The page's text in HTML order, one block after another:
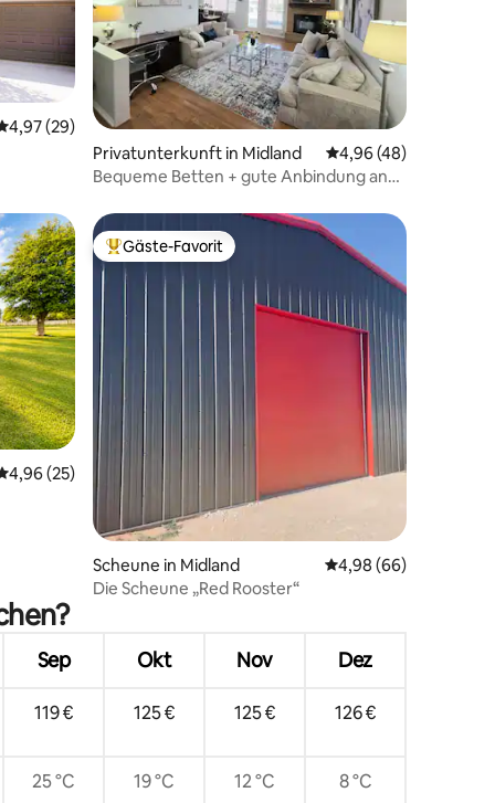
Bewertungen Bewertung: 4,97 von 5, 29 Bewertungen
4,97 (29)
Privatunterkunft in Midland Durchschnittliche
4,96 (48)
Bequeme Betten + gute Anbindung an
Bewertung: 4,96 von 5, 25 Bewertungen
4,96 (25)
Beliebter Gäste-Favorit.
Gäste-Favorit
Scheune in Midland Durchschnittliche
4,98 (66)
Die Scheune „Red Rooster“
Sep Okt Nov Dez
119 € 125 € 125 € 126 €
25 °C 19 °C 12 °C 8 °C